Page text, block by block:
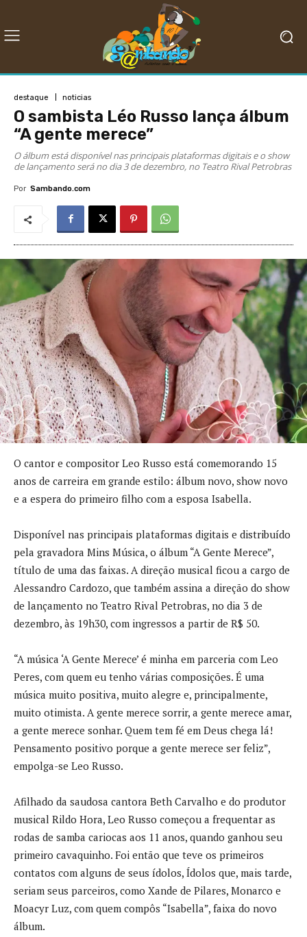
destaque noticias
O sambista Léo Russo lança álbum
“A gente merece”
O álbum está disponível nas principais plataformas digitais e o show
de lançamento será no dia 3 de dezembro, no Teatro Rival Petrobras
Por Sambando.com
O cantor e compositor Leo Russo está comemorando 15
anos de carreira em grande estilo: álbum novo, show novo
e a espera do primeiro filho com a esposa Isabella.
Disponível nas principais plataformas digitais e distribuído
pela gravadora Mins Música, o álbum “A Gente Merece”,
título de uma das faixas. A direção musical ficou a cargo de
Alessandro Cardozo, que também assina a direção do show
de lançamento no Teatro Rival Petrobras, no dia 3 de
dezembro, às 19h30, com ingressos a partir de R$ 50.
“A música ‘A Gente Merece’ é minha em parceria com Leo
Peres, com quem eu tenho várias composições. É uma
música muito positiva, muito alegre e, principalmente,
muito otimista. A gente merece sorrir, a gente merece amar,
a gente merece sonhar. Quem tem fé em Deus chega lá!
Pensamento positivo porque a gente merece ser feliz”,
empolga-se Leo Russo.
Afilhado da saudosa cantora Beth Carvalho e do produtor
musical Rildo Hora, Leo Russo começou a frequentar as
rodas de samba cariocas aos 11 anos, quando ganhou seu
primeiro cavaquinho. Foi então que teve os primeiros
contatos com alguns de seus ídolos, Ídolos que, mais tarde,
seriam seus parceiros, como Xande de Pilares, Monarco e
Moacyr Luz, com quem compôs “Isabella”, faixa do novo
álbum.